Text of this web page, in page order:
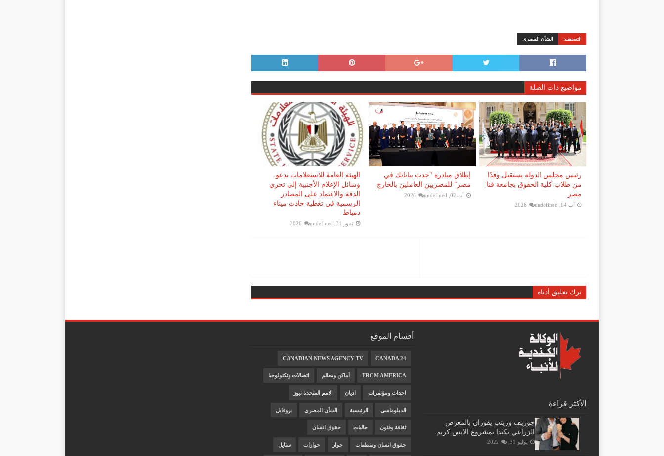
التصنيف: الشأن المصرى
مواضيع ذات الصلة
رئيس مجلس الدولة يستقبل وفدًا
من طلاب كلية الحقوق بجامعة قنا|
مصر
آب 04, 2026 undefined
إطلاق مبادرة "حدث بياناتك في
مصر" للمصريين العاملين بالخارج
آب 02, 2026 undefined
الهيئة العامة للاستعلامات تدعو
وسائل الإعلام الأجنبية إلى تحري
الدقة والاعتماد على المصادر
الرسمية في تغطية حادث ميناء
دمياط
تموز 31, 2026 undefined
ترك تعليق أدناه
الأكثر قراءة
جوزيف وزينب يفوزان بالمعرض
الزراعي بكندا بمشروع الايس كريم
يوليو 31, 2022
أقسام الموقع
CANADA 24
CANADIAN NEWS AGENCY TV
FROM AMERICA أماكن ومعالم اتصالات وتكنولوجيا
احداث ومؤتمرات اديان الامم المتحدة نيوز
الدبلوماسى الرئيسية الشأن المصرى بروفايل
ثقافة وفنون جاليات حقوق انسان
حقوق انسان ومنظمات حوار حوارات ستايل